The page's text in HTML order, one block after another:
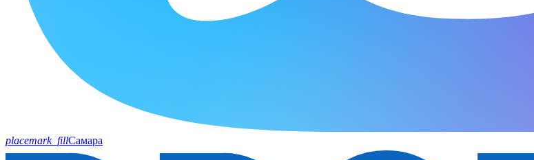
placemark_fillСамара